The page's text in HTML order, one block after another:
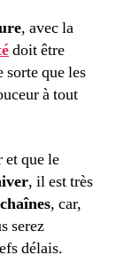
, avec la
doit être
sorte que les
à tout
et que le
, il est très
chaînes, car,
serez
délais.